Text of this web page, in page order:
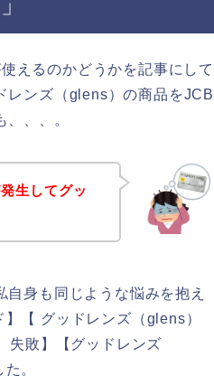
えるのかどうかを記事にして
レンズ（glens）の商品をJCB
、、。
生してグッ
身も同じような悩みを抱え
【 グッドレンズ（glens）
敗】【グッドレンズ
。